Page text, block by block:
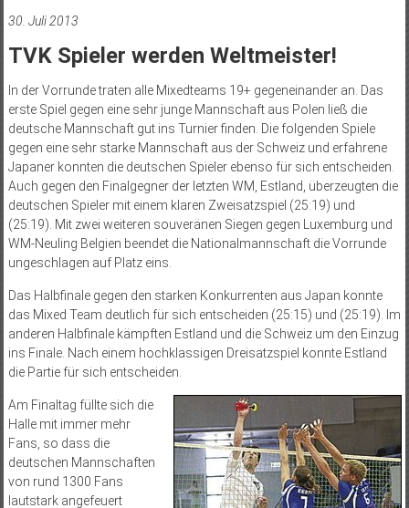
30. Juli 2013
TVK Spieler werden Weltmeister!
In der Vorrunde traten alle Mixedteams 19+ gegeneinander an. Das
erste Spiel gegen eine sehr junge Mannschaft aus Polen ließ die
deutsche Mannschaft gut ins Turnier finden. Die folgenden Spiele
gegen eine sehr starke Mannschaft aus der Schweiz und erfahrene
Japaner konnten die deutschen Spieler ebenso für sich entscheiden.
Auch gegen den Finalgegner der letzten WM, Estland, überzeugten die
deutschen Spieler mit einem klaren Zweisatzspiel (25:19) und
(25:19). Mit zwei weiteren souveränen Siegen gegen Luxemburg und
WM-Neuling Belgien beendet die Nationalmannschaft die Vorrunde
ungeschlagen auf Platz eins.
Das Halbfinale gegen den starken Konkurrenten aus Japan konnte
das Mixed Team deutlich für sich entscheiden (25:15) und (25:19). Im
anderen Halbfinale kämpften Estland und die Schweiz um den Einzug
ins Finale. Nach einem hochklassigen Dreisatzspiel konnte Estland
die Partie für sich entscheiden.
Am Finaltag füllte sich die
Halle mit immer mehr
Fans, so dass die
deutschen Mannschaften
von rund 1300 Fans
lautstark angefeuert